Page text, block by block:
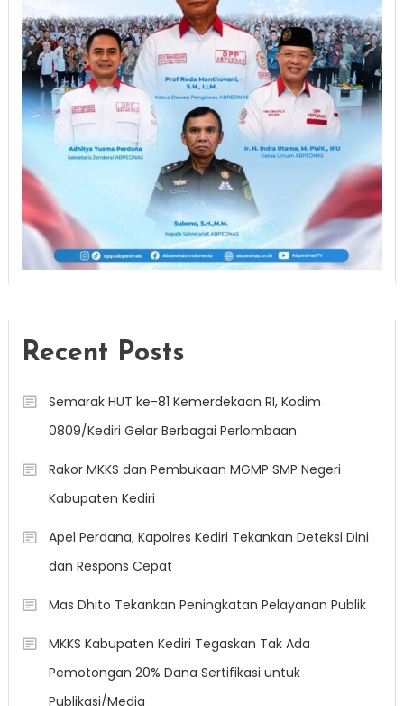
Recent Posts
Semarak HUT ke-81 Kemerdekaan RI, Kodim
0809/Kediri Gelar Berbagai Perlombaan
Rakor MKKS dan Pembukaan MGMP SMP Negeri
Kabupaten Kediri
Apel Perdana, Kapolres Kediri Tekankan Deteksi Dini
dan Respons Cepat
Mas Dhito Tekankan Peningkatan Pelayanan Publik
MKKS Kabupaten Kediri Tegaskan Tak Ada
Pemotongan 20% Dana Sertifikasi untuk
Publikasi/Media